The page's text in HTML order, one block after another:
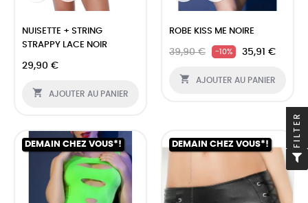
NUISETTE + STRING
STRAPPY LACE NOIR
29,90 €
 AJOUTER AU PANIER
ROBE KISS ME NOIRE
39,90 € -10% 35,91 €
 AJOUTER AU PANIER
DEMAIN CHEZ VOUS*! DEMAIN CHEZ VOUS*! FILTER